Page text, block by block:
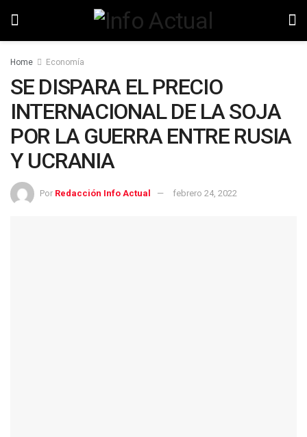
Home Economía
SE DISPARA EL PRECIO
INTERNACIONAL DE LA SOJA
POR LA GUERRA ENTRE RUSIA
Y UCRANIA
Por Redacción Info Actual febrero 24, 2022